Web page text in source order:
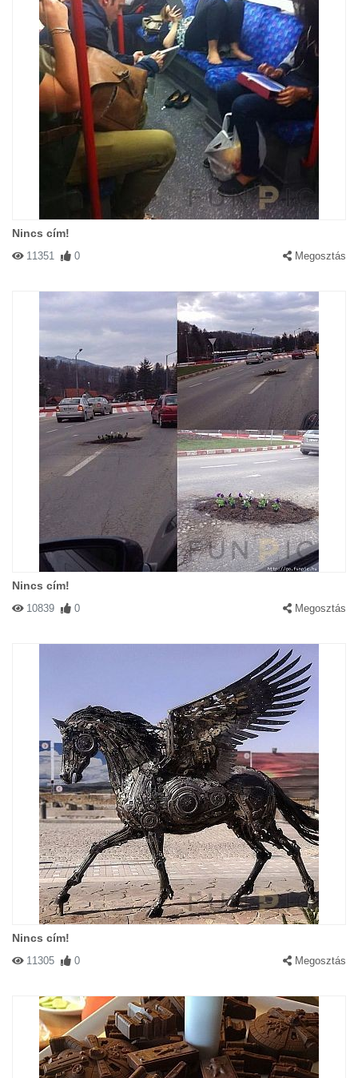
Nincs cím!
11351 0 Megosztás
Nincs cím!
10839 0 Megosztás
Nincs cím!
11305 0 Megosztás